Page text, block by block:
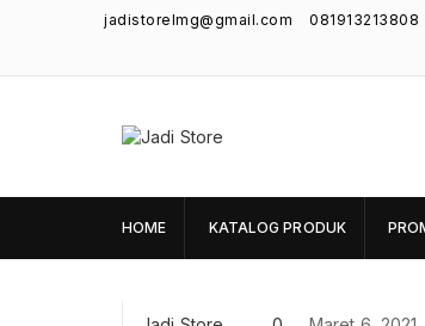
jadistorelmg@gmail.com 081913213808
Unik di Lamongan
HOME KATALOG PRODUK